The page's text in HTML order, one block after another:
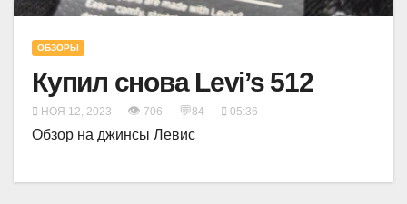
ОБЗОРЫ
Купил снова Levi’s 512
НОЯ 12, 2023 👁 706 💬84 05:36
Обзор на джинсы Левис